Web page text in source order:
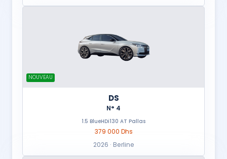
NOUVEAU
DS
N° 4
1.5 BlueHDi130 AT Pallas
379 000 Dhs
2026 · Berline